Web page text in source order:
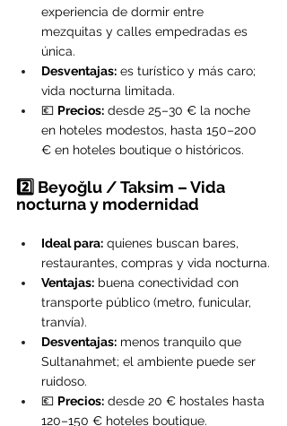
experiencia de dormir entre
mezquitas y calles empedradas es
única.
Desventajas: es turístico y más caro;
vida nocturna limitada.
💶 Precios: desde 25–30 € la noche
en hoteles modestos, hasta 150–200
€ en hoteles boutique o históricos.
2️⃣ Beyoğlu / Taksim – Vida
nocturna y modernidad
Ideal para: quienes buscan bares,
restaurantes, compras y vida nocturna.
Ventajas: buena conectividad con
transporte público (metro, funicular,
tranvía).
Desventajas: menos tranquilo que
Sultanahmet; el ambiente puede ser
ruidoso.
💶 Precios: desde 20 € hostales hasta
120–150 € hoteles boutique.